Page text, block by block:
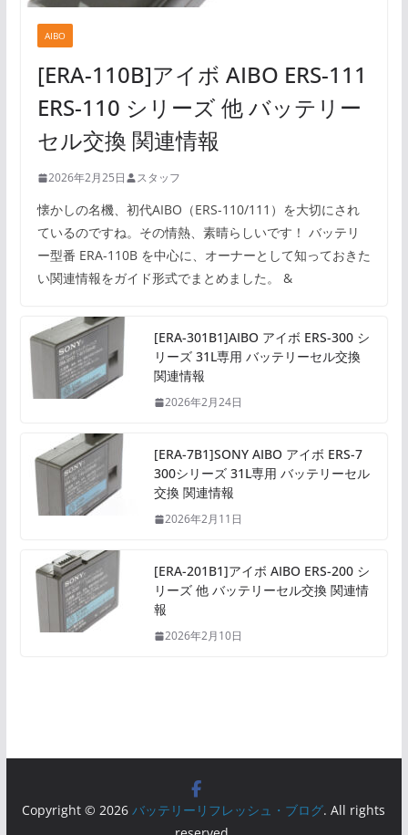
AIBO
[ERA-110B]アイボ AIBO ERS-111
ERS-110 シリーズ 他 バッテリー
セル交換 関連情報
2026年2月25日 スタッフ
懐かしの名機、初代AIBO（ERS-110/111）を大切にされ
ているのですね。その情熱、素晴らしいです！ バッテリ
ー型番 ERA-110B を中心に、オーナーとして知っておきた
い関連情報をガイド形式でまとめました。 &
[ERA-301B1]AIBO アイボ ERS-300 シ
リーズ 31L専用 バッテリーセル交換
関連情報
2026年2月24日
[ERA-7B1]SONY AIBO アイボ ERS-7
300シリーズ 31L専用 バッテリーセル
交換 関連情報
2026年2月11日
[ERA-201B1]アイボ AIBO ERS-200 シ
リーズ 他 バッテリーセル交換 関連情
報
2026年2月10日
Copyright © 2026バッテリーリフレッシュ・ブログ. All rights